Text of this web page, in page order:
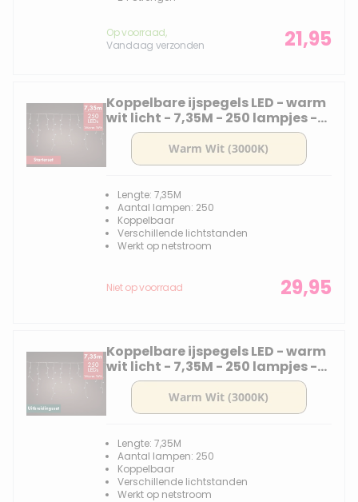
Op voorraad,
Vandaag verzonden
21,95
Koppelbare ijspegels LED - warm
wit licht - 7,35M - 250 lampjes -
Starterset met transformator
Lengte: 7,35M
Aantal lampen: 250
Koppelbaar
Verschillende lichtstanden
Werkt op netstroom
Niet op voorraad 29,95
Koppelbare ijspegels LED - warm
wit licht - 7,35M - 250 lampjes -
Uitbreidingsset
Lengte: 7,35M
Aantal lampen: 250
Koppelbaar
Verschillende lichtstanden
Werkt op netstroom